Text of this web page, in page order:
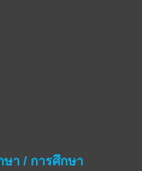
ษา / การศึกษา